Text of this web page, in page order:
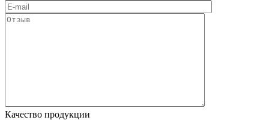
Качество продукции